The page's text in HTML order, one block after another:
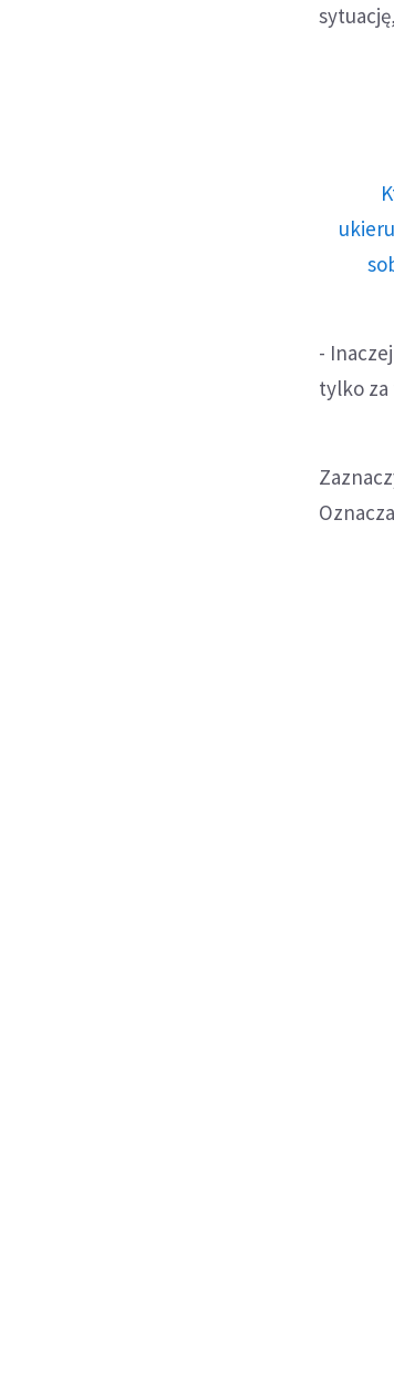
-
tylko za